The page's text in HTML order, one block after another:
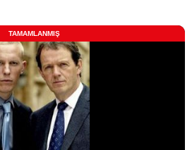
TAMAMLANMIŞ